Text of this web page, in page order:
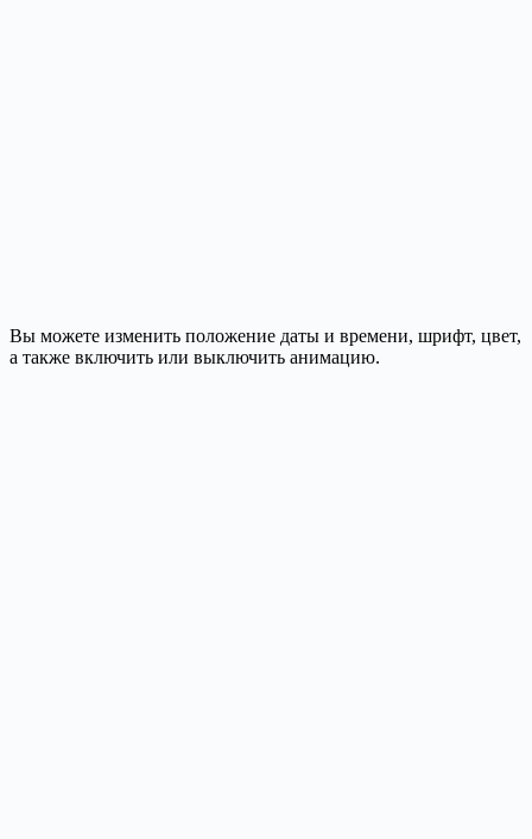
Вы можете изменить положение даты и времени, шрифт, цвет,
а также включить или выключить анимацию.